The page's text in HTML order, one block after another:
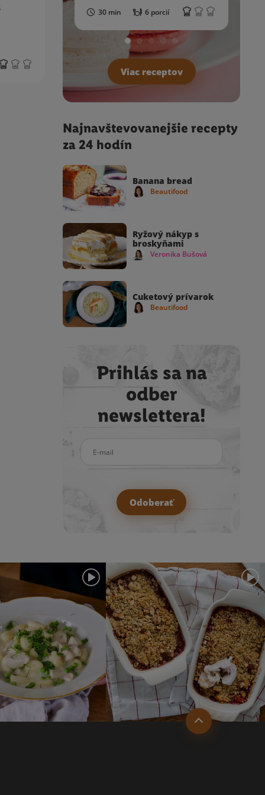
30 min 6 porcií
Viac receptov
Najnavštevovanejšie recepty
za 24 hodín
Banana bread
Beautifood
Ryžový nákyp s
broskyňami
Veronika Bušová
Cuketový prívarok
Beautifood
Prihlás sa na
odber
newslettera!
Odoberať